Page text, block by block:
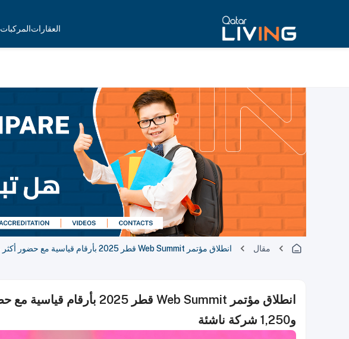
العقاراتالمركبات
مقال انطلاق مؤتمر Web Summit قطر 2025 بأرقام قياسية مع حضور أكثر من 25,000 مشارك و1,250 شركة ناشئة
و1,250 شركة ناشئة